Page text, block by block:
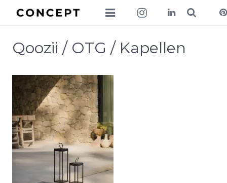
about
contact
Qoozii / OTG / Kapellen